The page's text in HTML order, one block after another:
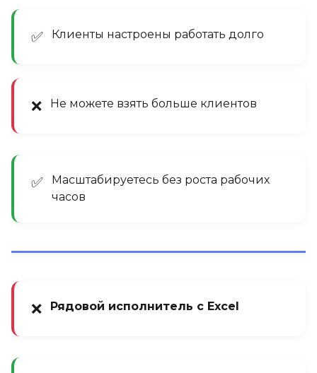
✅ Клиенты настроены работать долго
❌ Не можете взять больше клиентов
✅
Масштабируетесь без роста рабочих
часов
❌ Рядовой исполнитель с Excel